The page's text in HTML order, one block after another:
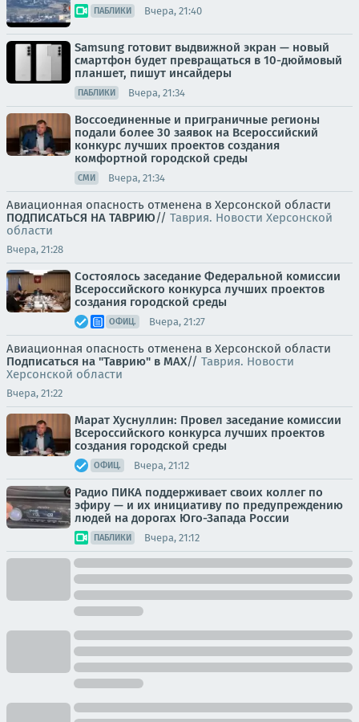
ПАБЛИКИ Вчера, 21:40
Samsung готовит выдвижной экран — новый
смартфон будет превращаться в 10-дюймовый
планшет, пишут инсайдеры
ПАБЛИКИ Вчера, 21:34
Воссоединенные и приграничные регионы
подали более 30 заявок на Всероссийский
конкурс лучших проектов создания
комфортной городской среды
СМИ Вчера, 21:34
Авиационная опасность отменена в Херсонской области
ПОДПИСАТЬСЯ НА ТАВРИЮ// Таврия. Новости Херсонской
области
Вчера, 21:28
Состоялось заседание Федеральной комиссии
Всероссийского конкурса лучших проектов
создания городской среды
ОФИЦ. Вчера, 21:27
Авиационная опасность отменена в Херсонской области
Подписаться на "Таврию" в MAX// Таврия. Новости
Херсонской области
Вчера, 21:22
Марат Хуснуллин: Провел заседание комиссии
Всероссийского конкурса лучших проектов
создания городской среды
ОФИЦ. Вчера, 21:12
Радио ПИКА поддерживает своих коллег по
эфиру — и их инициативу по предупреждению
людей на дорогах Юго-Запада России
ПАБЛИКИ Вчера, 21:12